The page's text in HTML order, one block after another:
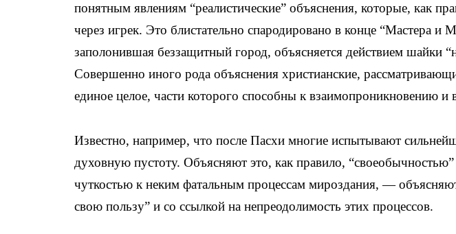
понятным явлениям “реалистические” объяснения, которые, как
через игрек. Это блистательно спародировано в конце “Мастера и
заполонившая беззащитный город, объясняется действием шайки
Совершенно иного рода объяснения христианские,
единое целое, части которого способны к взаимопроникновению и
Известно, например, что после Пасхи многие испытывают
духовную пустоту. Объясняют это, как правило,
чуткостью к неким фатальным процессам мироздания, —
свою пользу” и со ссылкой на непреодолимость этих процессов.